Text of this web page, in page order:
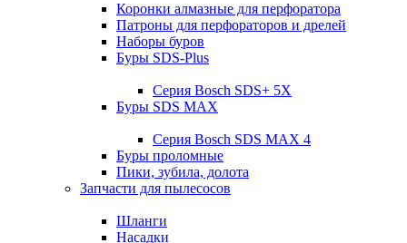
Коронки алмазные для перфоратора
Патроны для перфораторов и дрелей
Наборы буров
Буры SDS-Plus
Серия Bosch SDS+ 5X
Буры SDS MAX
Серия Bosch SDS MAX 4
Буры проломные
Пики, зубила, долота
Запчасти для пылесосов
Шланги
Насадки